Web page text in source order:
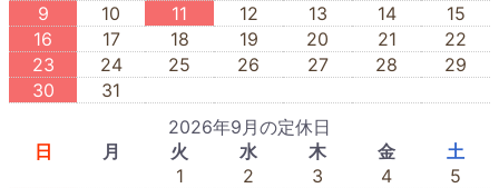
9
10 11 12 13 14
15
16
17 18 19 20 21
22
23
24 25 26 27 28
29
30
31
2026年9月の定休日
日
月 火 水 木 金
土
1
2 3 4
5